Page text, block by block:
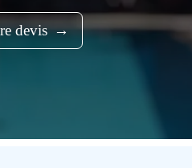
devis